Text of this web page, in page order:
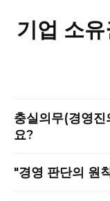
기업 소
충실의무(경영
요?
"경영 판단의 원